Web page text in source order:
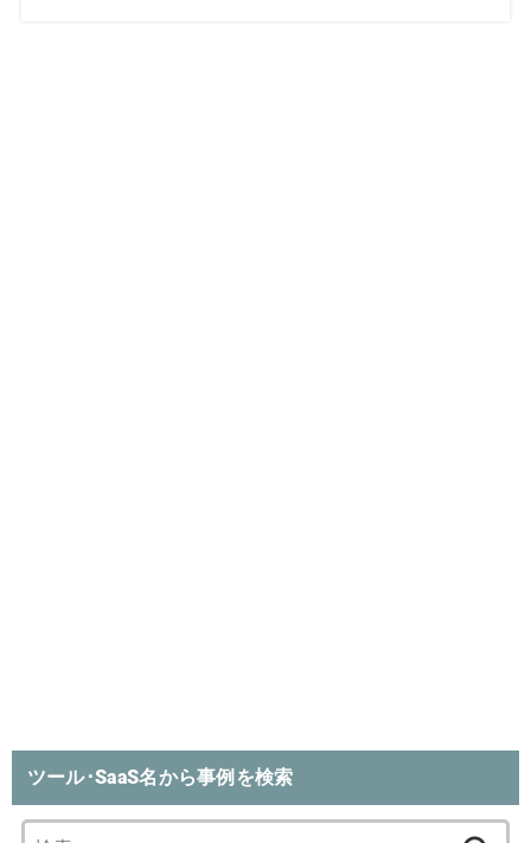
ツール･SaaS名から事例を検索